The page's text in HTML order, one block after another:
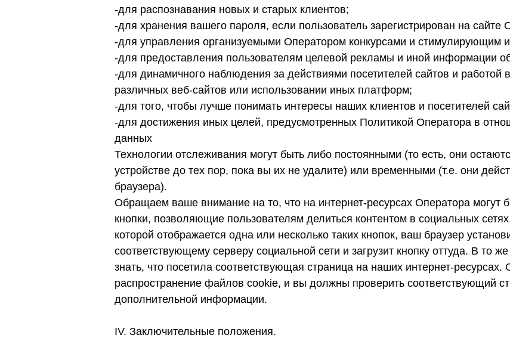
-для распознавания новых и старых клиентов;
-для хранения вашего пароля, если пользователь зарегистрирован на сайте
-для управления организуемыми Оператором конкурсами и стимулирующим
-для предоставления пользователям целевой рекламы и иной информации
-для динамичного наблюдения за действиями посетителей сайтов и работой
различных веб-сайтов или использовании иных платформ;
-для того, чтобы лучше понимать интересы наших клиентов и посетителей
-для достижения иных целей, предусмотренных Политикой Оператора в
данных
Технологии отслеживания могут быть либо постоянными (то есть, они
устройстве до тех пор, пока вы их не удалите) или временными (т.е. они
браузера).
Обращаем ваше внимание на то, что на интернет-ресурсах Оператора могут
кнопки, позволяющие пользователям делиться контентом в социальных
которой отображается одна или несколько таких кнопок, ваш браузер
соответствующему серверу социальной сети и загрузит кнопку оттуда. В то
знать, что посетила соответствующая страница на наших интернет-
распространение файлов cookie, и вы должны проверить соответствующий
дополнительной информации.
IV. Заключительные положения.